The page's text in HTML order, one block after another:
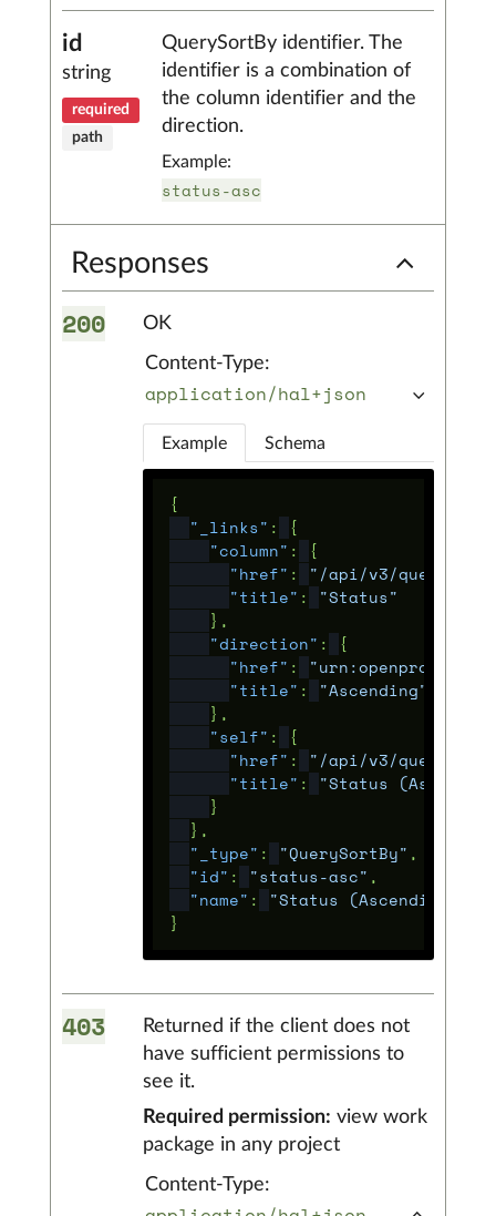
id
string
required
path
QuerySortBy identifier. The
identifier is a combination of
the column identifier and the
direction.
Example:
status-asc
Responses
200
OK
Content-Type:
application/hal+json
Example Schema
{
"_links" :
{
"column" :
{
"href" :
"/api/v3/queries/
"title" :
"Status"
},
"direction" :
{
"href" :
"urn:openproject-
"title" :
"Ascending"
},
"self" :
{
"href" :
"/api/v3/queries/
"title" :
"Status
}
},
"_type" : "QuerySortBy" ,
"id" : "status-asc" ,
"name" :
"Status (Ascending)"
}
403
Returned if the client does not
have sufficient permissions to
see it.
Required permission: view work
package in any project
Content-Type: